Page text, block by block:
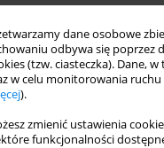
dane osobowe
odbywa się poprzez
(tzw. ciasteczka). Dane,
w celu monitorowania
).
zmienić ustawienia
funkcjonalności